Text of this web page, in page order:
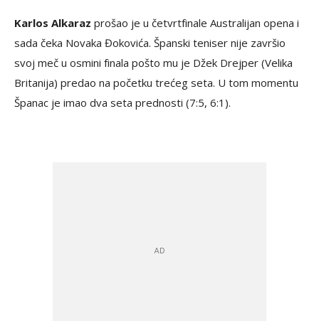
Karlos Alkaraz prošao je u četvrtfinale Australijan opena i
sada čeka Novaka Đokovića. Španski teniser nije završio
svoj meč u osmini finala pošto mu je Džek Drejper (Velika
Britanija) predao na početku trećeg seta. U tom momentu
Španac je imao dva seta prednosti (7:5, 6:1).